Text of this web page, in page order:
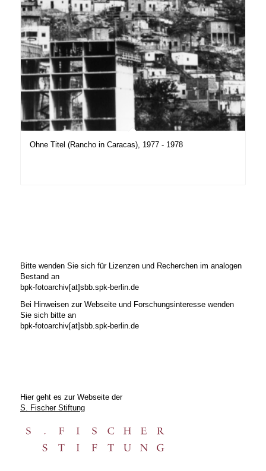
Ohne Titel (Rancho in Caracas), 1977 - 1978
Bitte wenden Sie sich für Lizenzen und Recherchen im analogen
Bestand an
bpk-fotoarchiv[at]sbb.spk-berlin.de
Bei Hinweisen zur Webseite und Forschungsinteresse wenden
Sie sich bitte an
bpk-fotoarchiv[at]sbb.spk-berlin.de
Hier geht es zur Webseite der
S. Fischer Stiftung